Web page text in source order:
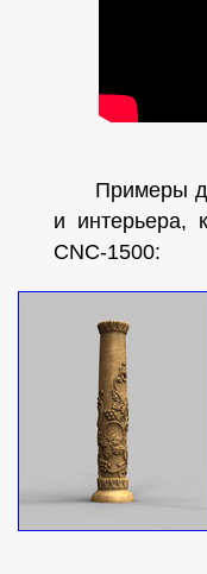
Примеры
и интерьера,
CNC-1500: